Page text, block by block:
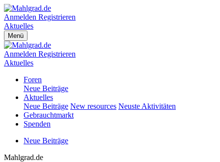
Anmelden Registrieren
Aktuelles
Menü
Anmelden Registrieren
Aktuelles
Foren
Neue Beiträge
Aktuelles
Neue Beiträge New resources Neuste Aktivitäten
Gebrauchtmarkt
Spenden
Neue Beiträge
Mahlgrad.de